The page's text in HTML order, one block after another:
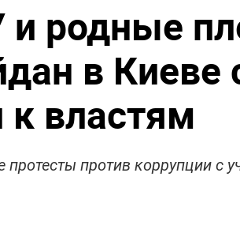
родные
в Киеве
властям
против коррупции с